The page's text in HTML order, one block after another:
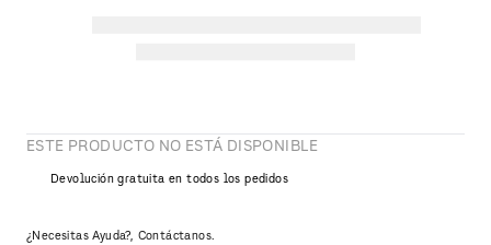
ESTE PRODUCTO NO ESTÁ DISPONIBLE
Devolución gratuita en todos los pedidos
¿Necesitas Ayuda?, Contáctanos.